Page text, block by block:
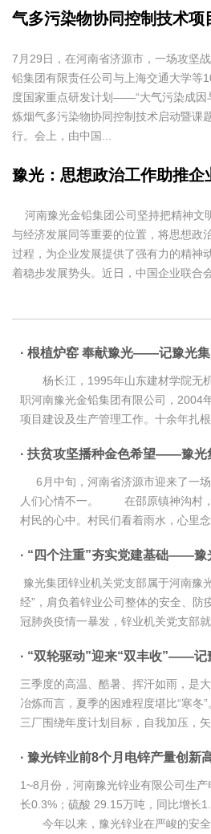
气多污染物协同控制技术项
7月29日，在河南省济源市，一场攻坚
铅集团有限责任公司与上海交通大学等
度国家重点研发计划——“大气污染成因
炼烟气多污染物协同控制技术启动暨课
行。会上，由中国...
豫光：思想政治工作助推企
河南豫光金铅集团公司坚持把精神文
与经济发展同等重要的位置，将思想政
过程，为企业发展提供了强有力的精神
着稳步发展势头。近日，中国企业联合
杨长江，1995年山东建材学院无机
职河南豫光金铅集团有限公司，2004
项目建设及生产管理工作。十余年扎
环保管...
6月中旬，河南省济源市迎来了一场
人们心情不一。 在邵原镇神沟村，
村民的心中。村民们看着雨水，心里念
豫光集团锌业机关党支部属于河南豫
经”，肩负着锌业公司整体的安全、防
冠肺炎疫情一暴发，锌业机关党支部
文件精神，一手抓生...
三季度的高温、酷暑、挥汗如雨，是
冶炼而言，夏季的困难程度堪比“寒冬
三厂围绕年度计划目标，自我加压，
泥泞，踏上坦途，迎...
· 豫光锌业前8个月电锌产量创新
1~8月份，河南豫光锌业有限公司生
长0.3%；硫酸 29.15万吨，同比增长
今年以来，豫光锌业在严峻的安全